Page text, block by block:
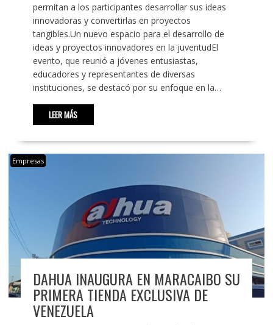
permitan a los participantes desarrollar sus ideas
innovadoras y convertirlas en proyectos
tangibles.‎‎Un nuevo espacio para el desarrollo de
ideas y proyectos innovadores en la juventud‎‎El
evento, que reunió a jóvenes entusiastas,
educadores y representantes de diversas
instituciones, se destacó por su enfoque en la…
LEER MÁS
Empresas
DAHUA INAUGURA EN MARACAIBO SU
PRIMERA TIENDA EXCLUSIVA DE
VENEZUELA